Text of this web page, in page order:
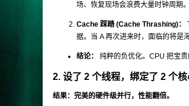
场、恢复现场会浪费大量时钟周期。
Cache 踩踏 (Cache Thrashing)：
据。当 A 再次进来时，面临的将是
结论： 纯粹的负优化。CPU 把宝
2. 设了 2 个线程，绑定了 2 个核
结果：完美的硬件级并行，性能翻倍。